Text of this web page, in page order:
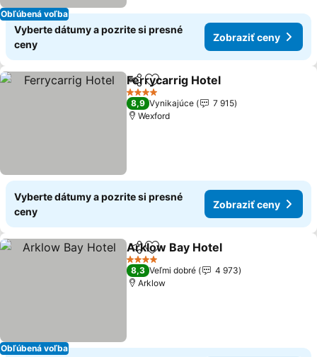
Obľúbená voľba
Vyberte dátumy a pozrite si presné
ceny
Zobraziť ceny
ZdieľaťPridať do obľúbených
Ferrycarrig Hotel
4 Počet hviezdičiek
8,9 Vynikajúce
7 915
Wexford
Vyberte dátumy a pozrite si presné
ceny
Zobraziť ceny
Obľúbená voľba
ZdieľaťPridať do obľúbených
Arklow Bay Hotel
4 Počet hviezdičiek
8,3 Veľmi dobré
4 973
Arklow